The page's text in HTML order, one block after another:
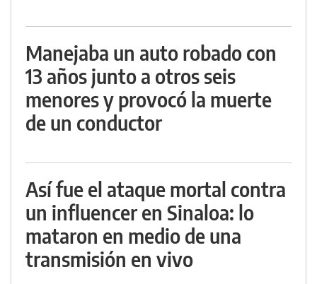
Manejaba un auto robado con
13 años junto a otros seis
menores y provocó la muerte
de un conductor
Así fue el ataque mortal contra
un influencer en Sinaloa: lo
mataron en medio de una
transmisión en vivo